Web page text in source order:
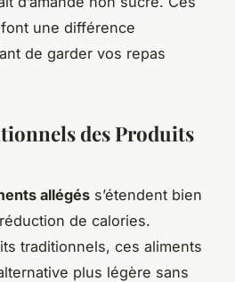
une différence
de garder vos repas
des Produits
allégés s’étendent bien
de calories.
traditionnels, ces aliments
plus légère sans